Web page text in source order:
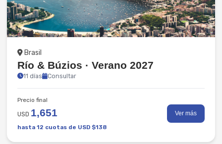
Brasil
Río & Búzios · Verano 2027
11 días Consultar
Precio final
USD 1,651
hasta 12 cuotas de USD $138
Ver más